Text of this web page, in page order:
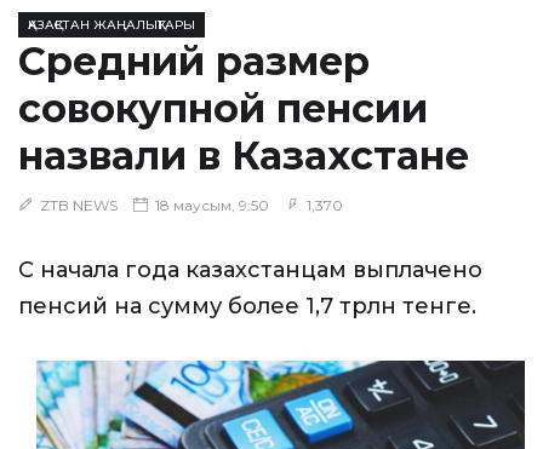
ҚАЗАҚСТАН ЖАҢАЛЫҚТАРЫ
Средний размер
совокупной пенсии
назвали в Казахстане
ZTB NEWS 18 маусым, 9:50 1,370
С начала года казахстанцам выплачено
пенсий на сумму более 1,7 трлн тенге.